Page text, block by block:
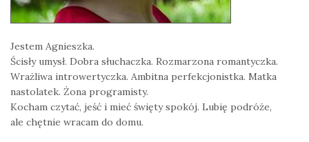
Jestem Agnieszka.
Ścisły umysł. Dobra słuchaczka. Rozmarzona romantyczka.
Wrażliwa introwertyczka. Ambitna perfekcjonistka. Matka
nastolatek. Żona programisty.
Kocham czytać, jeść i mieć święty spokój. Lubię podróże,
ale chętnie wracam do domu.